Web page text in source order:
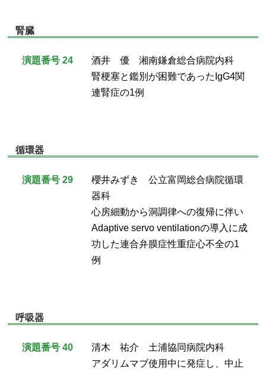
腎臓
演題番号 24
酒井 優 湘南鎌倉総合病院内科
腎梗塞と鑑別が困難であったIgG4関
連腎症の1例
循環器
演題番号 29
櫻井みずき 公立富岡総合病院循環
器科
心房細動から洞調律への復帰に伴い
Adaptive servo ventilationの導入に成
功した連合弁膜症性重症心不全の1
例
呼吸器
演題番号 40
清木 祐介 土浦協同病院内科
アダリムマブ使用中に発症し、中止